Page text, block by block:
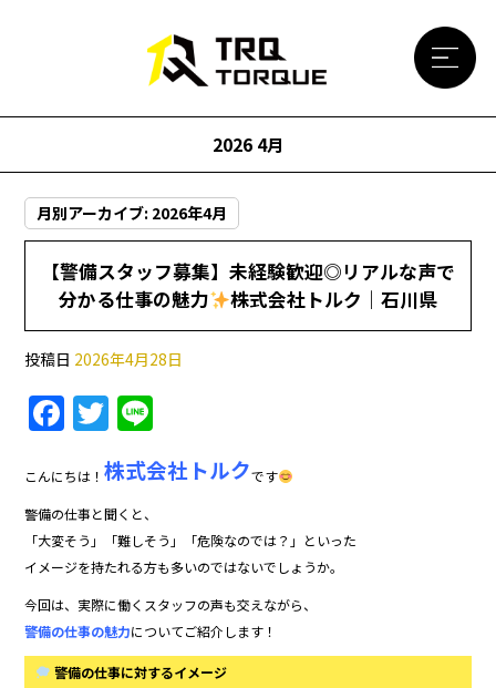
2026 4月
月別アーカイブ: 2026年4月
【警備スタッフ募集】未経験歓迎◎リアルな声で
分かる仕事の魅力
株式会社トルク｜石川県
投稿日 2026年4月28日
F
a
c
e
b
o
o
k
T
w
itt
er
n
e
こんにちは！株式会社トルクです
警備の仕事と聞くと、
「大変そう」「難しそう」「危険なのでは？」といった
イメージを持たれる方も多いのではないでしょうか。
今回は、実際に働くスタッフの声も交えながら、
警備の仕事の魅力についてご紹介します！
警備の仕事に対するイメージ